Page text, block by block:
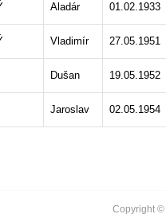
Aladár 01.02.1933
Vladimír 27.05.1951
Dušan 19.05.1952
Jaroslav 02.05.1954
Copyright ©